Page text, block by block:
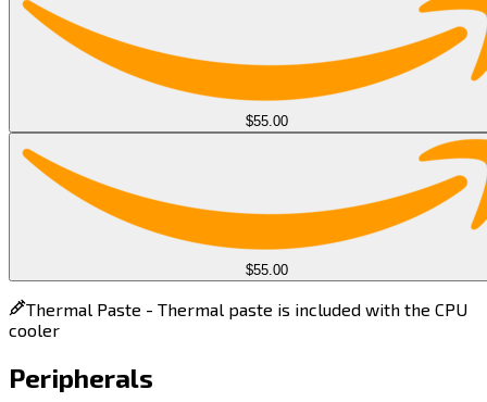
$55.00
$55.00
Thermal Paste - Thermal paste is included with the CPU
cooler
Peripherals